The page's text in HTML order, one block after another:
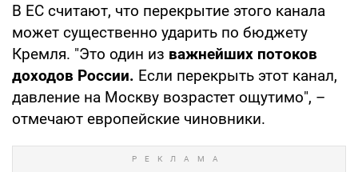
В ЕС считают, что перекрытие этого канала
может существенно ударить по бюджету
Кремля. "Это один из важнейших потоков
доходов России. Если перекрыть этот канал,
давление на Москву возрастет ощутимо", –
отмечают европейские чиновники.